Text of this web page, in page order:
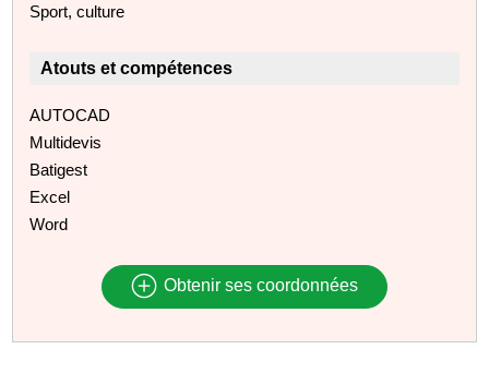
Sport, culture
Atouts et compétences
AUTOCAD
Multidevis
Batigest
Excel
Word
Obtenir ses coordonnées